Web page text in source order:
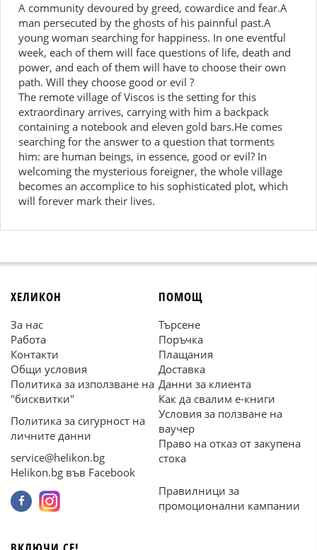
A community devoured by greed, cowardice and fear.A
man persecuted by the ghosts of his painnful past.A
young woman searching for happiness. In one eventful
week, each of them will face questions of life, death and
power, and each of them will have to choose their own
path. Will they choose good or evil ?
The remote village of Viscos is the setting for this
extraordinary arrives, carrying with him a backpack
containing a notebook and eleven gold bars.He comes
searching for the answer to a question that torments
him: are human beings, in essence, good or evil? In
welcoming the mysterious foreigner, the whole village
becomes an accomplice to his sophisticated plot, which
will forever mark their lives.
ХЕЛИКОН
За нас
Работа
Контакти
Общи условия
Политика за използване на
"бисквитки"
Политика за сигурност на
личните данни
service@helikon.bg
Helikon.bg във Facebook
ПОМОЩ
Търсене
Поръчка
Плащания
Доставка
Данни за клиента
Как да свалим е-книги
Условия за ползване на
ваучер
Право на отказ от закупена
стока
Правилници за
промоционални кампании